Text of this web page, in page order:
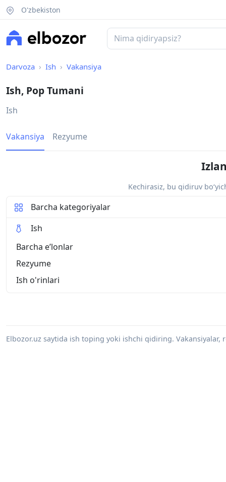
O'zbekiston
Darvoza Ish Vakansiya
Ish, Pop Tumani
Ish
Vakansiya Rezyume
Kechirasiz, bu qidiruv
Barcha kategoriyalar
Ish
Barcha eʼlonlar
Rezyume
Ish o'rinlari
Elbozor.uz saytida ish toping yoki ishchi qidiring.